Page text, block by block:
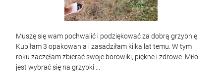
Muszę się wam pochwalić i podziękować za dobrą grzybnię.
Kupiłam 3 opakowania i zasadziłam kilka lat temu. W tym
roku zaczęłam zbierać swoje borowiki, piękne i zdrowe. Miło
jest wybrać się na grzybki ...